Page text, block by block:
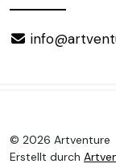
© 2026 Artventure
Erstellt durch